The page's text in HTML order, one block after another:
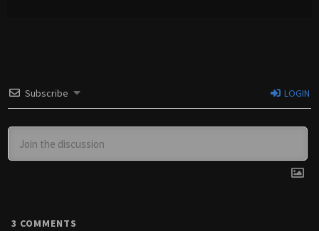
Subscribe LOGIN
3 COMMENTS